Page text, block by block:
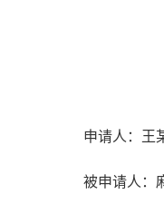
申请人：王
被申请人：